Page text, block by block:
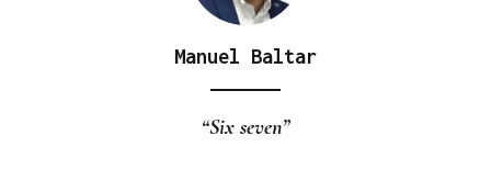
Manuel Baltar
“Six seven”